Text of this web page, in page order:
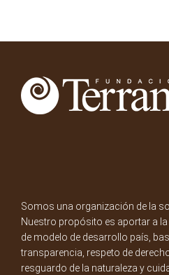
Somos una organización de la
Nuestro propósito es aportar a
de modelo de desarrollo país,
transparencia, respeto de
resguardo de la naturaleza y